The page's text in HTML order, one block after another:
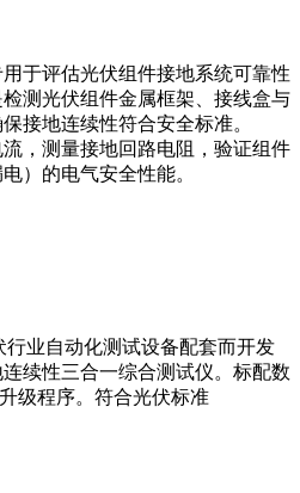
于评估光伏组件接地系统可靠性
测光伏组件金属框架、接线盒与
接地连续性符合安全标准。
，测量接地回路电阻，验证组件
）的电气安全性能。
业自动化测试设备配套而开发
续性三合一综合测试仪。标配数
级程序。符合光伏标准